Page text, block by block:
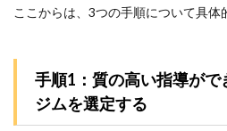
キン
4.1
1位：
UNDEUX
SUPERBODY
LIFE たまプ
ここからは、3つの手順について具体
手順1：質の高い指導が
ジムを選定する